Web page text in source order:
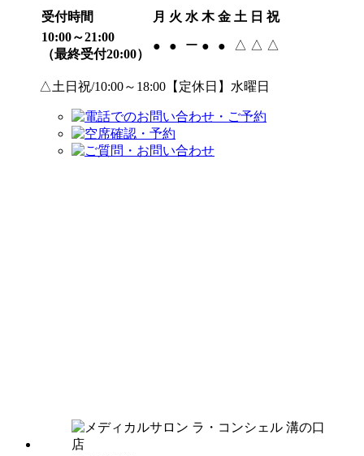
受付時間 月 火 水 木 金 土 日 祝
10:00～21:00
（最終受付20:00）
● ● ー ● ● △ △ △
△土日祝/10:00～18:00【定休日】水曜日